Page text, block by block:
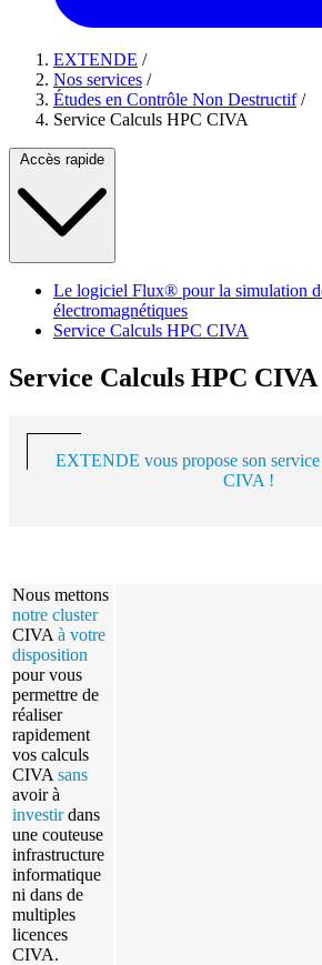
EXTENDE /
Nos services /
Études en Contrôle Non Destructif /
Service Calculs HPC CIVA
Accès rapide
Le logiciel Flux® pour la simulation
électromagnétiques
Service Calculs HPC CIVA
Service Calculs HPC CIVA
EXTENDE vous propose son
CIVA !
Nous mettons
notre cluster
CIVA à votre
disposition
pour vous
permettre de
réaliser
rapidement
vos calculs
CIVA sans
avoir à
investirdans
une couteuse
infrastructure
informatique
ni dans de
multiples
licences
CIVA.